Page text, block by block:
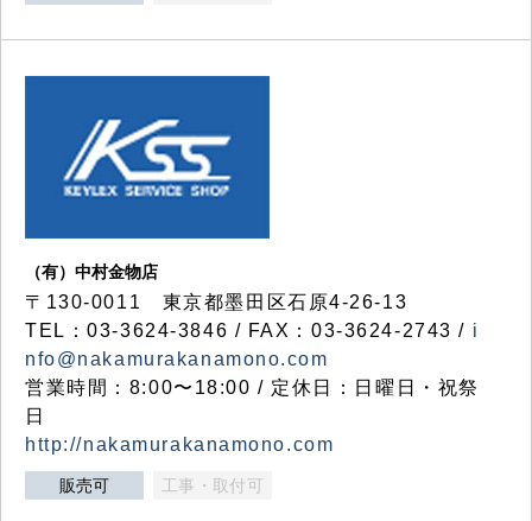
（有）中村金物店
〒130-0011 東京都墨田区石原4-26-13
TEL：03-3624-3846 / FAX：03-3624-2743 / i
nfo@nakamurakanamono.com
営業時間：8:00〜18:00 / 定休日：日曜日・祝祭
日
http://nakamurakanamono.com
販売可 工事・取付可